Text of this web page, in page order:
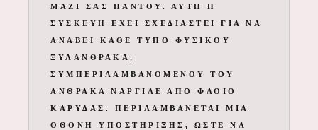
ΜΑΖΊ ΣΑΣ ΠΑΝΤΟΎ. ΑΥΤΉ Η
ΣΥΣΚΕΥΉ ΈΧΕΙ ΣΧΕΔΙΑΣΤΕΊ ΓΙΑ ΝΑ
ΑΝΆΒΕΙ ΚΆΘΕ ΤΎΠΟ ΦΥΣΙΚΟΎ
ΞΥΛΆΝΘΡΑΚΑ,
ΣΥΜΠΕΡΙΛΑΜΒΑΝΟΜΈΝΟΥ ΤΟΥ
ΆΝΘΡΑΚΑ ΝΑΡΓΙΛΈ ΑΠΌ ΦΛΟΙΌ
ΚΑΡΎΔΑΣ. ΠΕΡΙΛΑΜΒΆΝΕΤΑΙ ΜΙΑ
ΟΘΌΝΗ ΥΠΟΣΤΉΡΙΞΗΣ, ΏΣΤΕ ΝΑ